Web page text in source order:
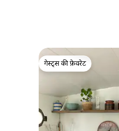
गेस्ट्स की फ़ेवरेट
गेस्ट्स की फ़ेवरेट